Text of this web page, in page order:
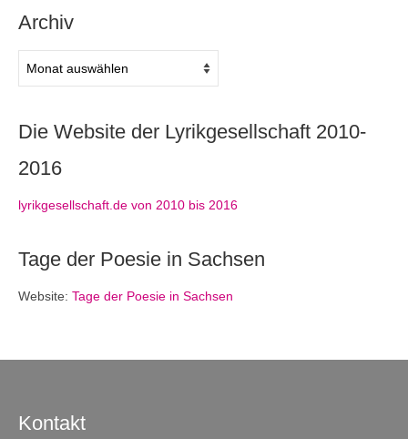
Archiv
Die Website der Lyrikgesellschaft 2010-
2016
lyrikgesellschaft.de von 2010 bis 2016
Tage der Poesie in Sachsen
Website: Tage der Poesie in Sachsen
Kontakt